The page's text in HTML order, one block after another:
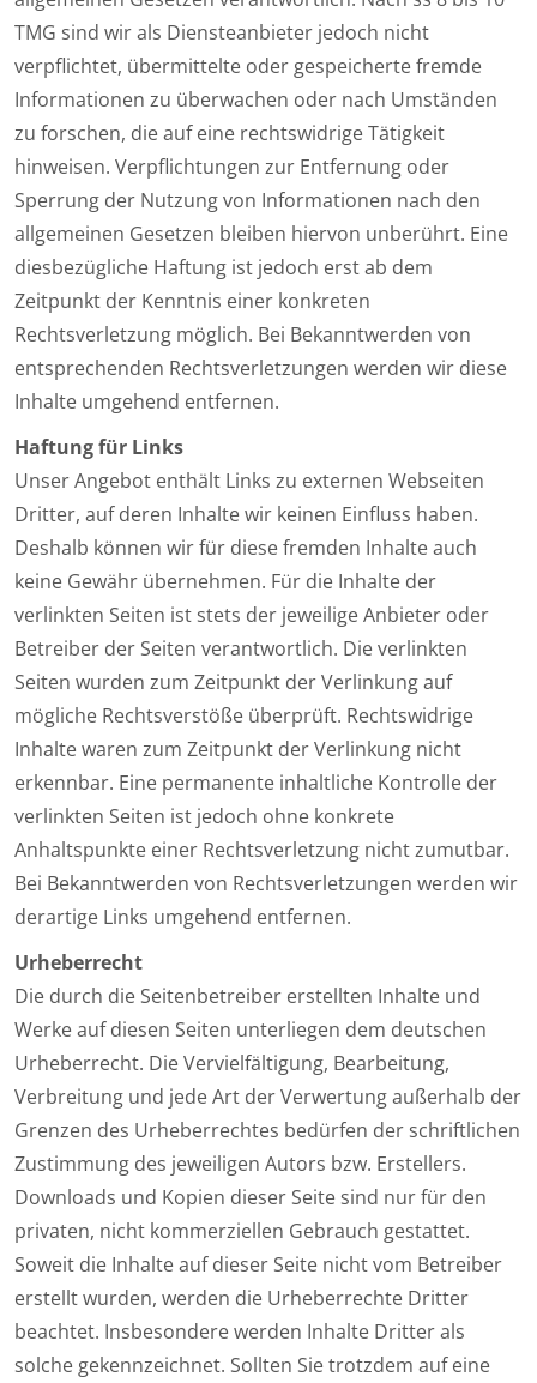
TMG sind wir als Diensteanbieter jedoch nicht
verpflichtet, übermittelte oder gespeicherte fremde
Informationen zu überwachen oder nach Umständen
zu forschen, die auf eine rechtswidrige Tätigkeit
hinweisen. Verpflichtungen zur Entfernung oder
Sperrung der Nutzung von Informationen nach den
allgemeinen Gesetzen bleiben hiervon unberührt. Eine
diesbezügliche Haftung ist jedoch erst ab dem
Zeitpunkt der Kenntnis einer konkreten
Rechtsverletzung möglich. Bei Bekanntwerden von
entsprechenden Rechtsverletzungen werden wir diese
Inhalte umgehend entfernen.
Haftung für Links
Unser Angebot enthält Links zu externen Webseiten
Dritter, auf deren Inhalte wir keinen Einfluss haben.
Deshalb können wir für diese fremden Inhalte auch
keine Gewähr übernehmen. Für die Inhalte der
verlinkten Seiten ist stets der jeweilige Anbieter oder
Betreiber der Seiten verantwortlich. Die verlinkten
Seiten wurden zum Zeitpunkt der Verlinkung auf
mögliche Rechtsverstöße überprüft. Rechtswidrige
Inhalte waren zum Zeitpunkt der Verlinkung nicht
erkennbar. Eine permanente inhaltliche Kontrolle der
verlinkten Seiten ist jedoch ohne konkrete
Anhaltspunkte einer Rechtsverletzung nicht zumutbar.
Bei Bekanntwerden von Rechtsverletzungen werden wir
derartige Links umgehend entfernen.
Urheberrecht
Die durch die Seitenbetreiber erstellten Inhalte und
Werke auf diesen Seiten unterliegen dem deutschen
Urheberrecht. Die Vervielfältigung, Bearbeitung,
Verbreitung und jede Art der Verwertung außerhalb der
Grenzen des Urheberrechtes bedürfen der schriftlichen
Zustimmung des jeweiligen Autors bzw. Erstellers.
Downloads und Kopien dieser Seite sind nur für den
privaten, nicht kommerziellen Gebrauch gestattet.
Soweit die Inhalte auf dieser Seite nicht vom Betreiber
erstellt wurden, werden die Urheberrechte Dritter
beachtet. Insbesondere werden Inhalte Dritter als
solche gekennzeichnet. Sollten Sie trotzdem auf eine